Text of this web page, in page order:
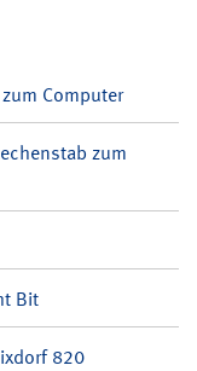
Computer
zum
Bit
820